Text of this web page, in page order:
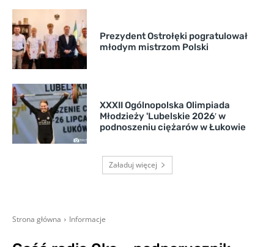
Prezydent Ostrołęki pogratulował
młodym mistrzom Polski
XXXII Ogólnopolska Olimpiada
Młodzieży 'Lubelskie 2026′ w
podnoszeniu ciężarów w Łukowie
Załaduj więcej